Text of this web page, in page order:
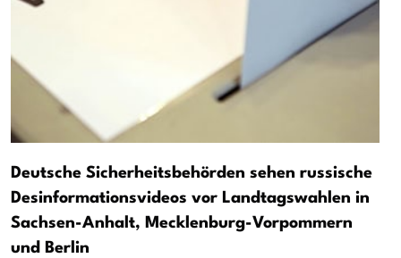
Deutsche Sicherheitsbehörden sehen russische
Desinformationsvideos vor Landtagswahlen in
Sachsen-Anhalt, Mecklenburg-Vorpommern
und Berlin